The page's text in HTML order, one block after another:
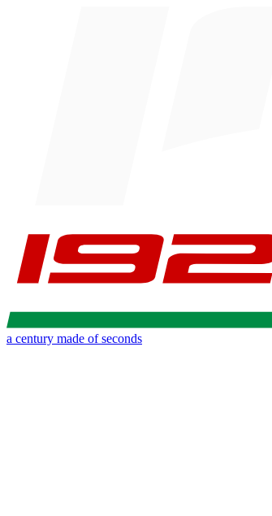
a century made of seconds